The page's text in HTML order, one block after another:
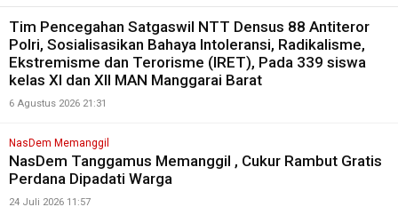
Tim Pencegahan Satgaswil NTT Densus 88 Antiteror
Polri, Sosialisasikan Bahaya Intoleransi, Radikalisme,
Ekstremisme dan Terorisme (IRET), Pada 339 siswa
kelas XI dan XII MAN Manggarai Barat
6 Agustus 2026 21:31
NasDem Memanggil
NasDem Tanggamus Memanggil , Cukur Rambut Gratis
Perdana Dipadati Warga
24 Juli 2026 11:57